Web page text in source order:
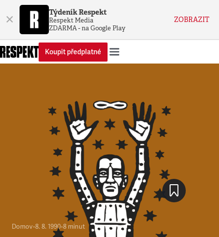
× Týdeník Respekt
Respekt Media
ZDARMA - na Google Play
ZOBRAZIT
Koupit předplatné
Domov•8. 8. 1990•8 minut